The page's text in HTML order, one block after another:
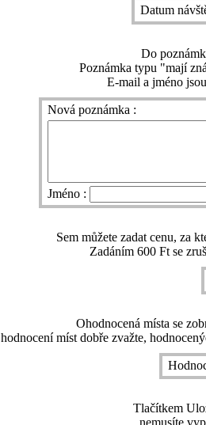
Datum
Do
Poznámka typu "mají
E-mail a jméno
Nová poznámka :
Jméno :
Sem můžete zadat cenu, za
Zadáním 600 Ft se
Ohodnocená místa se
hodnocení míst dobře zvažte,
Tlačítkem
nemusíte